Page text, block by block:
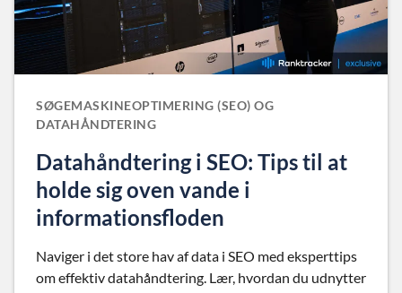
SØGEMASKINEOPTIMERING (SEO) OG
DATAHÅNDTERING
Datahåndtering i SEO: Tips til at
holde sig oven vande i
informationsfloden
Naviger i det store hav af data i SEO med eksperttips
om effektiv datahåndtering. Lær, hvordan du udnytter